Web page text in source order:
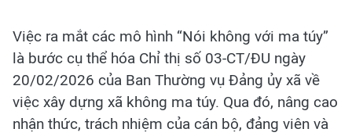
Việc ra mắt các mô hình “Nói không với ma túy”
là bước cụ thể hóa Chỉ thị số 03-CT/ĐU ngày
20/02/2026 của Ban Thường vụ Đảng ủy xã về
việc xây dựng xã không ma túy. Qua đó, nâng cao
nhận thức, trách nhiệm của cán bộ, đảng viên và